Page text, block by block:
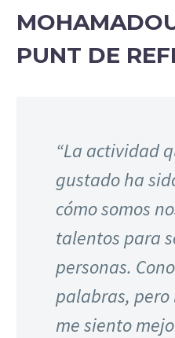
PUNT DE
“La actividad
gustado ha
cómo somos
talentos para
personas.
palabras,
me siento